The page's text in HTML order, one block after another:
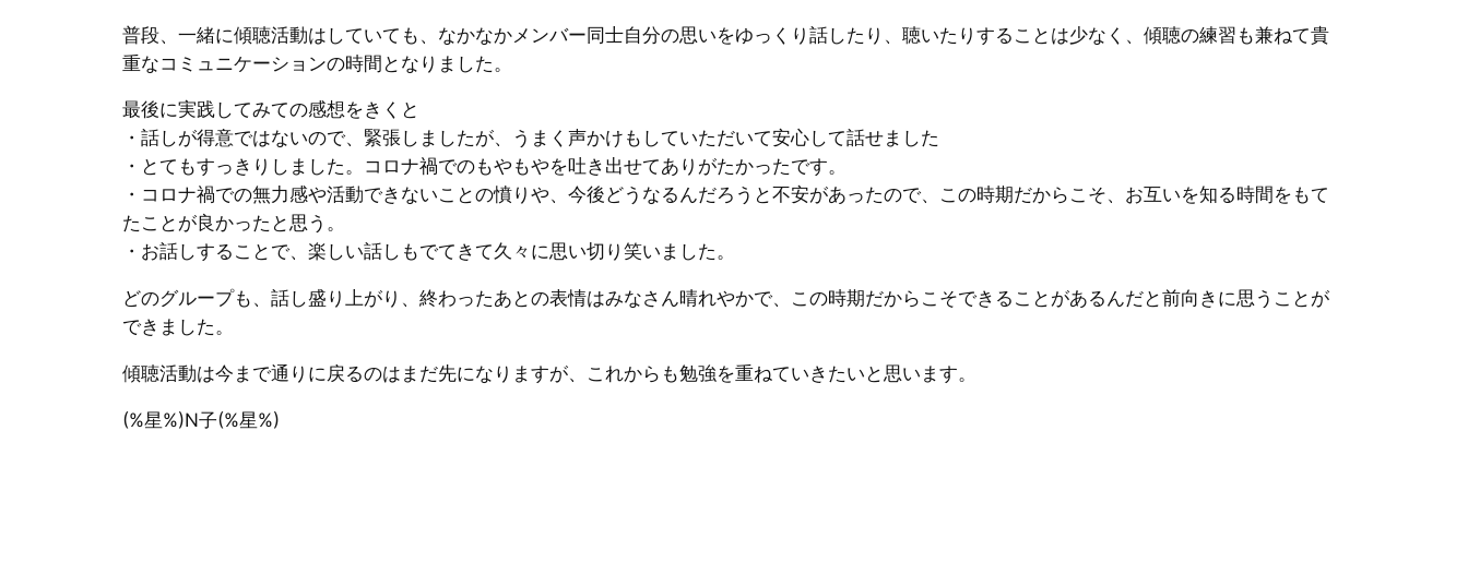
普段、一緒に傾聴活動はしていても、なかなかメンバー同士自分の思いをゆっくり話したり、聴いたりすることは少なく、傾聴の練習も兼ねて貴
重なコミュニケーションの時間となりました。
最後に実践してみての感想をきくと
・話しが得意ではないので、緊張しましたが、うまく声かけもしていただいて安心して話せました
・とてもすっきりしました。コロナ禍でのもやもやを吐き出せてありがたかったです。
・コロナ禍での無力感や活動できないことの憤りや、今後どうなるんだろうと不安があったので、この時期だからこそ、お互いを知る時間をもて
たことが良かったと思う。
・お話しすることで、楽しい話しもでてきて久々に思い切り笑いました。
どのグループも、話し盛り上がり、終わったあとの表情はみなさん晴れやかで、この時期だからこそできることがあるんだと前向きに思うことが
できました。
傾聴活動は今まで通りに戻るのはまだ先になりますが、これからも勉強を重ねていきたいと思います。
(%星%)N子(%星%)